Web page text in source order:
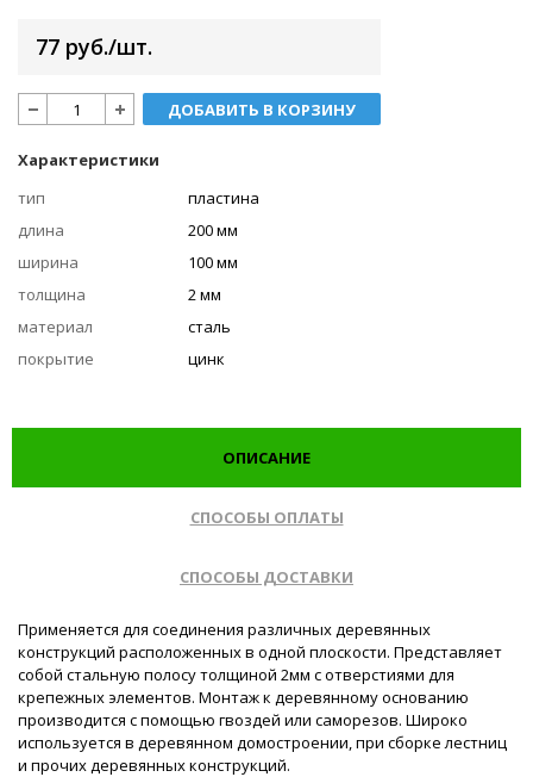
77 руб./шт.
ДОБАВИТЬ В КОРЗИНУ
Характеристики
тип
пластина
длина
200 мм
ширина
100 мм
толщина
2 мм
материал
сталь
покрытие
цинк
ОПИСАНИЕ
СПОСОБЫ ОПЛАТЫ
СПОСОБЫ ДОСТАВКИ
Применяется для соединения различных деревянных
конструкций расположенных в одной плоскости. Представляет
собой стальную полосу толщиной 2мм с отверстиями для
крепежных элементов. Монтаж к деревянному основанию
производится с помощью гвоздей или саморезов. Широко
используется в деревянном домостроении, при сборке лестниц
и прочих деревянных конструкций.